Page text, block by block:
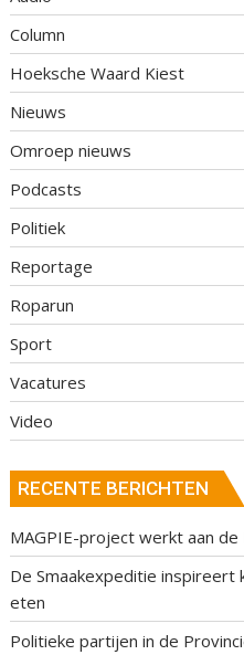
Column
Hoeksche Waard Kiest
Nieuws
Omroep nieuws
Podcasts
Politiek
Reportage
Roparun
Sport
Vacatures
Video
RECENTE BERICHTEN
MAGPIE-project werkt aan
De Smaakexpeditie
eten
Politieke partijen in de